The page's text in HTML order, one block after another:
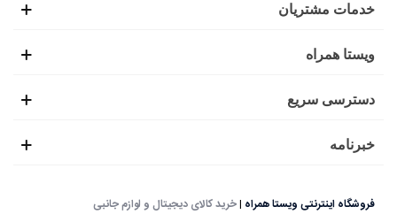
خدمات مشتریان
ویستا همراه
دسترسی سریع
خبرنامه
فروشگاه اینترنتی ویستا همراه |خرید کالای دیجیتال و لوازم جانبی